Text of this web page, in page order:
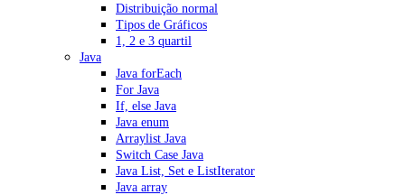
Distribuição normal
Tipos de Gráficos
1, 2 e 3 quartil
Java
Java forEach
For Java
If, else Java
Java enum
Arraylist Java
Switch Case Java
Java List, Set e ListIterator
Java array